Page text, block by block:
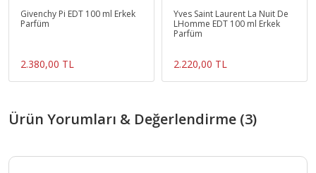
Givenchy Pi EDT 100 ml Erkek
Parfüm
2.380,00 TL
Yves Saint Laurent La Nuit De
LHomme EDT 100 ml Erkek
Parfüm
2.220,00 TL
Ürün Yorumları & Değerlendirme (3)